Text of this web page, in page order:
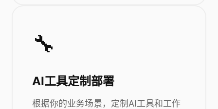
🔧
AI工具定制部署
根据你的业务场景，定制AI工具和工作